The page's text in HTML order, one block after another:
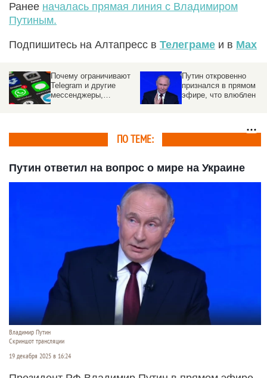
Ранее началась прямая линия с Владимиром
Путиным.
Подпишитесь на Алтапресс в Телеграме и в Max
Почему ограничивают
Telegram и другие
мессенджеры,
Путин откровенно
признался в прямом
эфире, что влюблен
ПО ТЕМЕ:
Путин ответил на вопрос о мире на Украине
Владимир Путин
Скриншот трансляции
19 декабря 2025 в 16:24